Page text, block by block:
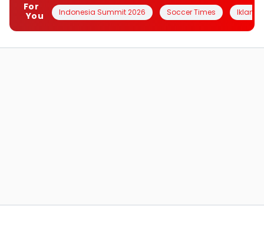
For
You
Indonesia Summit 2026 Soccer Times Iklanin